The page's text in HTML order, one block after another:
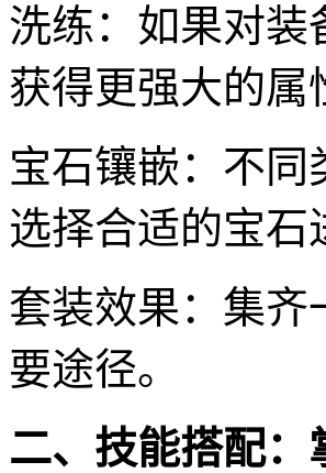
洗练：如果对装
获得更强大的属
宝石镶嵌：不
选择合适的宝石
套装效果：集齐
要途径。
二、技能搭配：